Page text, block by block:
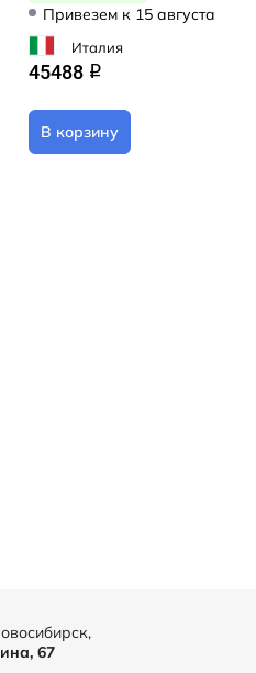
Привезем к 15 августа
Италия
45488 q
В корзину
67